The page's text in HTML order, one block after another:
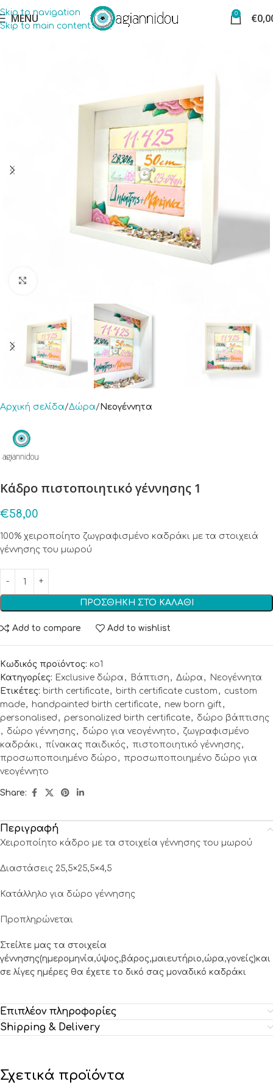
Skip to navigation
Skip to main content
MENU 0 €
Αρχική σελίδα Δώρα Νεογέννητα
Κάδρο πιστοποιητικό γέννησης 1
€58,00
100% χειροποίητο ζωγραφισμένο καδράκι με τα στοιχειά
γέννησης του μωρού
ΠΡΟΣΘΉΚΗ ΣΤΟ ΚΑΛΆΘΙ
Add to compare Add to wishlist
Κωδικός προϊόντος: κο1
Κατηγορίες: Exclusive δώρα , Βάπτιση , Δώρα , Νεογέννητα
Ετικέτες: birth certificate, birth certificate custom , custom
made, handpainted birth certificate, new born gift,
personalised , personalized birth certificate, δώρο βάπτισης
, δώρο γέννησης, δώρο για νεογέννητο , ζωγραφισμένο
καδράκι, πίνακας παιδικός, πιστοποιητικό γέννησης,
προσωποποιημένο δώρο , προσωποποιημένο δώρο για
νεογέννητο
Share:
Περιγραφή
Χειροποίητο κάδρο με τα στοιχεία γέννησης του μωρού
Διαστάσεις 25,5×25,5×4,5
Κατάλληλο για δώρο γέννησης
Προπληρώνεται
Στείλτε μας τα στοιχεία
γέννησης(ημερομηνία,ύψος,βάρος,μαιευτήριο,ώρα,γονείς)και
σε λίγες ημέρες θα έχετε το δικό σας μοναδικό καδράκι
Επιπλέον πληροφορίες
Shipping & Delivery
Σχετικά προϊόντα